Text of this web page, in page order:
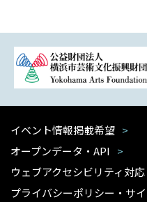
イベント情報掲載希望
オープンデータ・API
ウェブアクセシビリティ対応
プライバシーポリシー・サ